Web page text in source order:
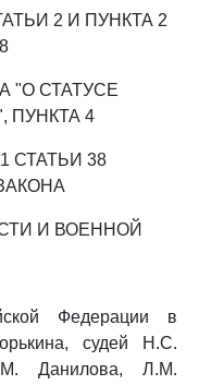
2 И ПУНКТА 2
"О СТАТУСЕ
ПУНКТА 4
СТАТЬИ 38
И ВОЕННОЙ
Федерации в
судей Н.С.
Данилова, Л.М.